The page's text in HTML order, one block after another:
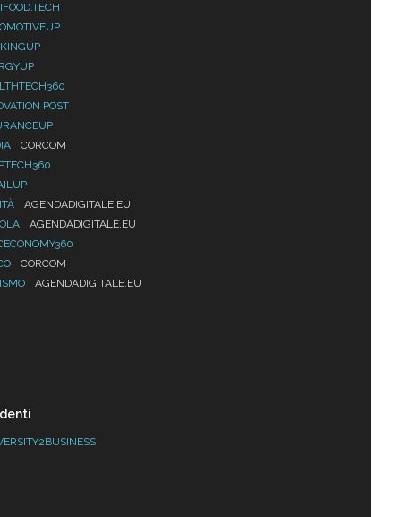
POST
CORCOM
AGENDADIGITALE.EU
AGENDADIGITALE.EU
CORCOM
AGENDADIGITALE.EU